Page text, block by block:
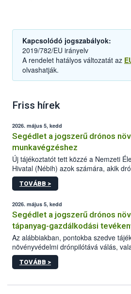
Kapcsolódó jogszabályok:
2019/782/EU irányelv
A rendelet hatályos változatát az
olvashatják.
Friss hírek
2026. május 5, kedd
Segédlet a jogszerű drónos
munkavégzéshez
Új tájékoztatót tett közzé a Nemzeti
Hivatal (Nébih) azok számára, akik
növényvédelmi vagy tápanyag-
végezni Magyarországon. Az
műszaki és hatósági feltételek.
TOVÁBB >
2026. május 5, kedd
Segédlet a jogszerű drónos
tápanyag-gazdálkodási
feltételeiről
Az alábbiakban, pontokba szedve
növényvédelmi drónpilótává válás,
növényvédelmi és tápanyag-
végzésének legfontosabb feltételeiről*.
TOVÁBB >